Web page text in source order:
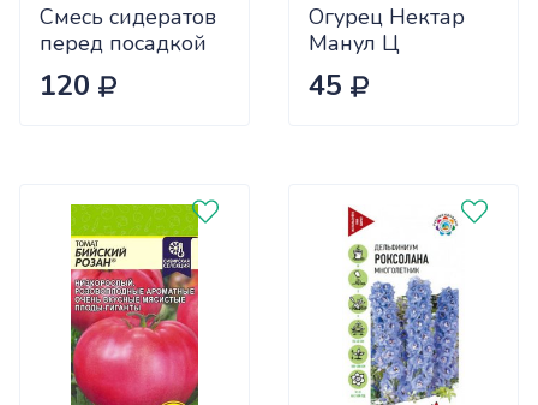
Смесь сидератов
перед посадкой
чеснока 0,5кг
САДОВИТА
120
Огурец Нектар
Манул Ц
45